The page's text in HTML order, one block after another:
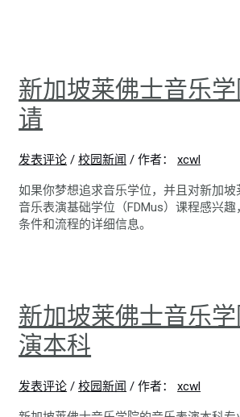
新加坡莱佛士音乐
请
发表评论 /校园新闻 / 作者： xcwl
如果你梦想追求音乐学位，并且对新加坡
音乐表演基础学位（FDMus）课程感兴
条件和流程的详细信息。
新加坡莱佛士音乐
演本科
发表评论 /校园新闻 / 作者： xcwl